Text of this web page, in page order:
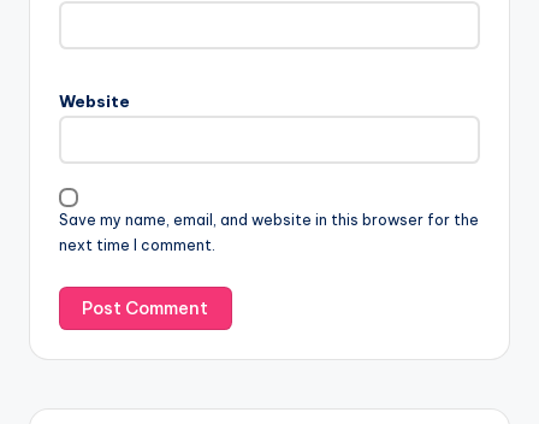
Website
Save my name, email, and website in this browser for the
next time I comment.